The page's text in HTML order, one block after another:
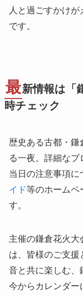
人と過ごすかけ
です。
最新情報は「
時チェック
歴史ある古都・
る一夜。詳細なプ
当日の注意事項に
イド等のホームペ
す。
主催の鎌倉花火大
は、皆様のご支援
音と共に楽しむ、
今からカレンダー